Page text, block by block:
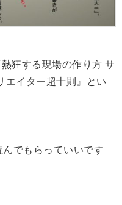
狂する現場の作り方 サ
エイター超十則』とい
でもらっていいです